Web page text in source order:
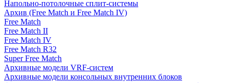
Напольно-потолочные сплит-системы
Архив (Free Match и Free Match IV)
Free Match
Free Match II
Free Match IV
Free Match R32
Super Free Match
Архивные модели VRF-систем
Архивные модели консольных внутренних блоков